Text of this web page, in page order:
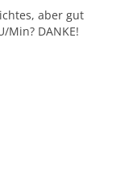
aber gut
Min? DANKE!